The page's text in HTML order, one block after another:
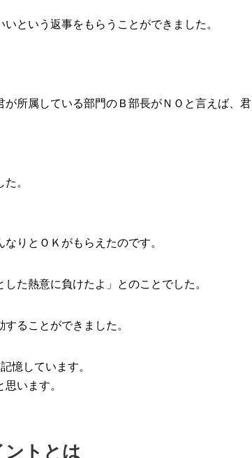
という返事をもらうことができました。
が所属している部門のＢ部長がＮＯと言えば、君
。
りとＯＫがもらえたのです。
た熱意に負けたよ」とのことでした。
ることができました。
憶しています。
います。
ントとは